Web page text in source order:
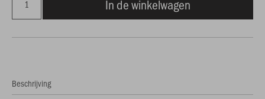
In de winkelwagen
Beschrijving